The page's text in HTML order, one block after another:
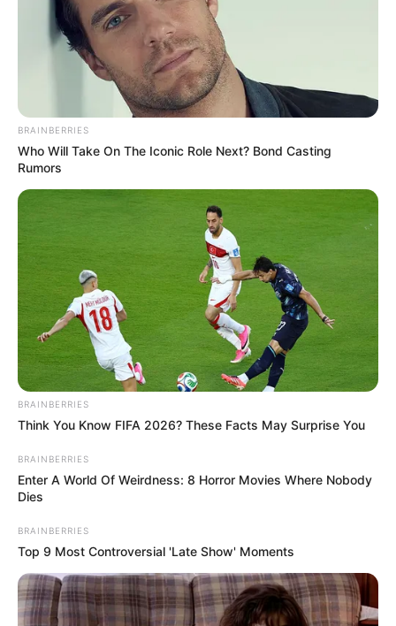
J. D. Vance amerikai alelnök a keddi, Orbán
Viktorral közösen tartott sajtótájékoztatón nyíltan
támogatásáról biztosította a magyar
miniszterelnököt a választási kampányban.
A magyar kormány élő online közvetítésében az
első mondatoknál végig az amerikai alelnököt
mutatták, így csak a helyszínen ülők számára volt
látható, hogy Orbán Viktor milyen kézmozdulatot
BRAINBERRIES
Who Will Take On The Iconic Role Next? Bond Casting
Rumors
BRAINBERRIES
Think You Know FIFA 2026? These Facts May Surprise You
BRAINBERRIES
Enter A World Of Weirdness: 8 Horror Movies Where Nobody
Dies
BRAINBERRIES
Top 9 Most Controversial 'Late Show' Moments